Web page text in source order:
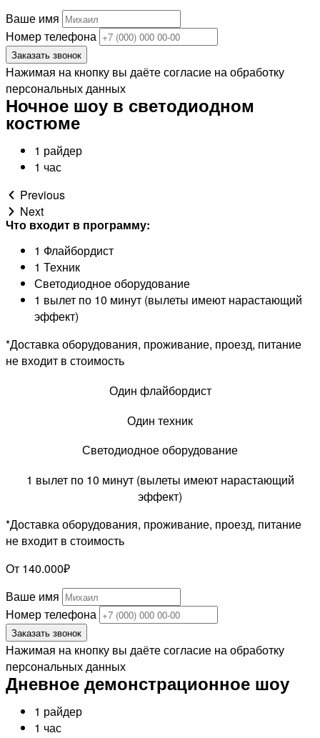
Ваше имя
Номер телефона
Заказать звонок
Нажимая на кнопку вы даёте согласие на обработку
персональных данных
Ночное шоу в светодиодном
костюме
1 райдер
1 час
Previous
Next
Что входит в программу:
1 Флайбордист
1 Техник
Светодиодное оборудование
1 вылет по 10 минут (вылеты имеют нарастающий
эффект)
*Доставка оборудования, проживание, проезд, питание
не входит в стоимость
Один флайбордист
Один техник
Светодиодное оборудование
1 вылет по 10 минут (вылеты имеют нарастающий
эффект)
*Доставка оборудования, проживание, проезд, питание
не входит в стоимость
От 140.000₽
Ваше имя
Номер телефона
Заказать звонок
Нажимая на кнопку вы даёте согласие на обработку
персональных данных
Дневное демонстрационное шоу
1 райдер
1 час